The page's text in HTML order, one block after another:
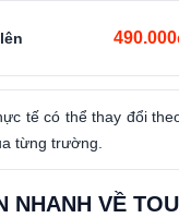
tế có thể thay đổi
từng trường.
NHANH VỀ